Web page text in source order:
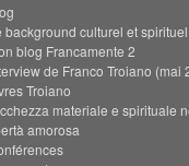
background culturel et
blog Francamente 2
de Franco Troiano (mai
Troiano
materiale e spirituale
amorosa